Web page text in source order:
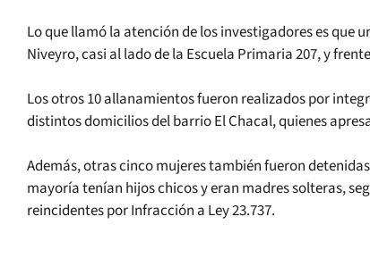
Lo que llamó la atención de los investigadores es que
Niveyro, casi al lado de la Escuela Primaria 207, y
Los otros 10 allanamientos fueron realizados por
distintos domicilios del barrio El Chacal, quienes
Además, otras cinco mujeres también fueron
mayoría tenían hijos chicos y eran madres solteras,
reincidentes por Infracción a Ley 23.737.